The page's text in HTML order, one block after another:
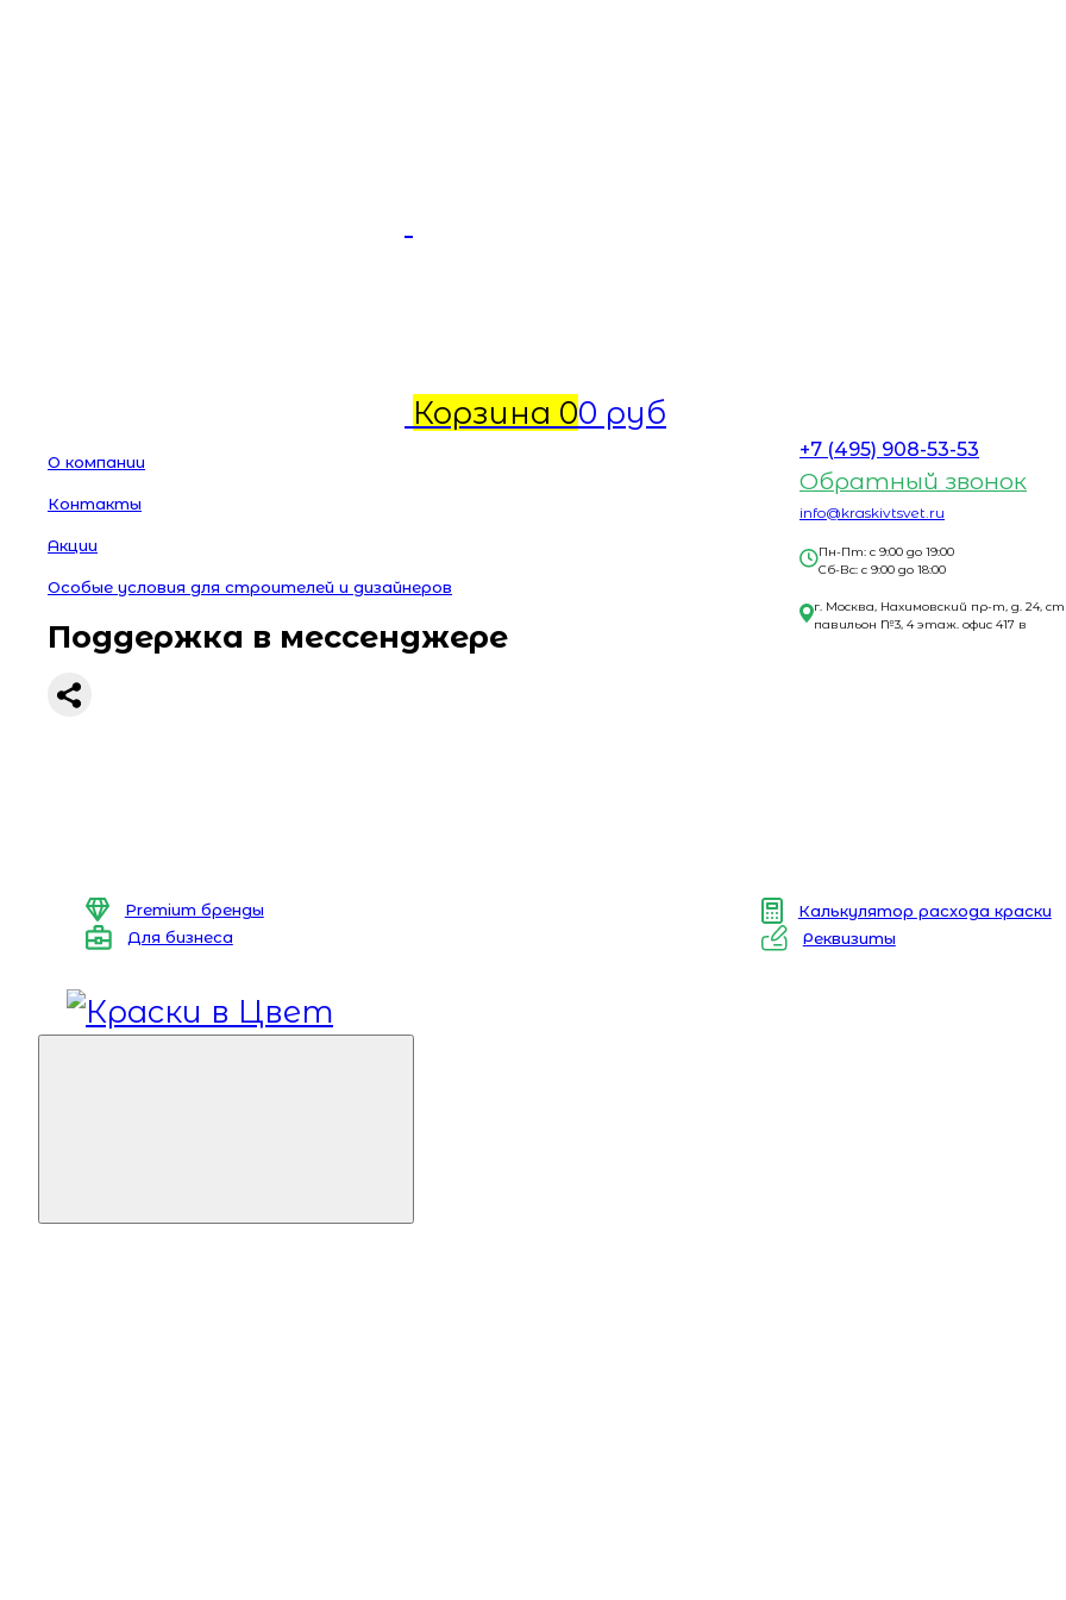
Корзина 00 руб
О компании
Контакты
Акции
Особые условия для строителей и дизайнеров
Поддержка в мессенджере
+7 (495) 908-53-53
Обратный звонок
info@kraskivtsvet.ru
Пн-Пт: с 9:00 до 19:00
Сб-Вс: с 9:00 до 18:00
г. Москва, Нахимовский пр-т, д. 24,
павильон №3, 4 этаж. офис 417 в
Premium бренды
Калькулятор расхода краски
Для бизнеса
Реквизиты